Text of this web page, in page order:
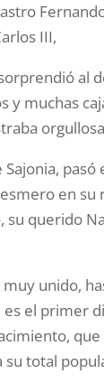
III,
al
y muchas
pasó
en su
su querido
unido,
el primer
su total